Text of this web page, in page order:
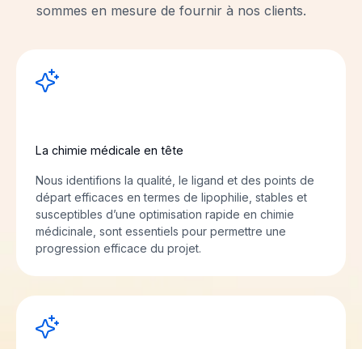
sommes en mesure de fournir à nos clients.
La chimie médicale en tête
Nous identifions la qualité, le ligand et des points de
départ efficaces en termes de lipophilie, stables et
susceptibles d’une optimisation rapide en chimie
médicinale, sont essentiels pour permettre une
progression efficace du projet.